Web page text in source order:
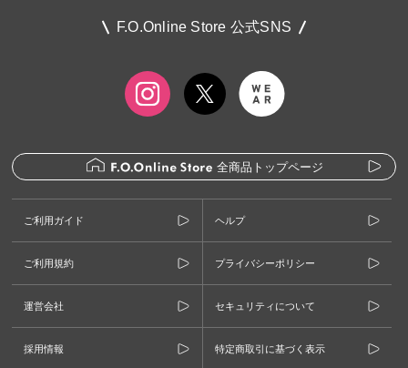
F.O.Online Store 公式SNS
全商品トップページ
ご利用ガイド ヘルプ
ご利用規約 プライバシーポリシー
運営会社 セキュリティについて
採用情報 特定商取引に基づく表示